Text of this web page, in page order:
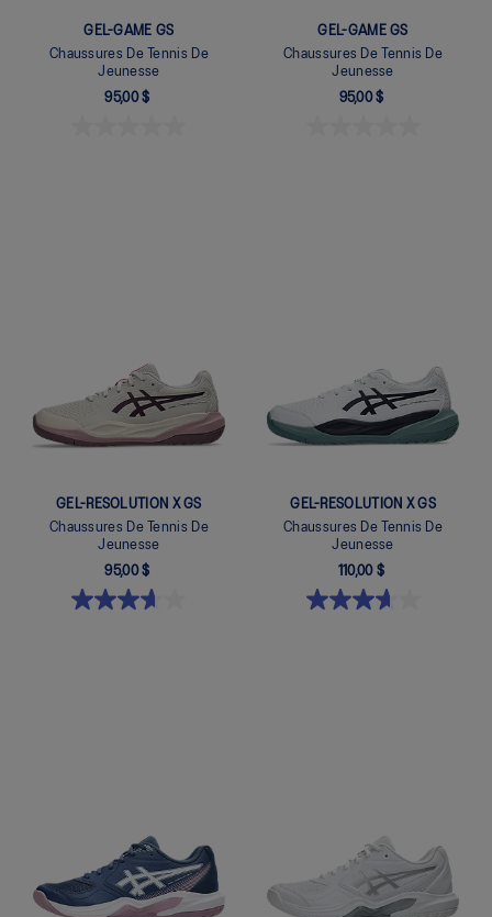
GEL-GAME GS
Chaussures De Tennis De
Jeunesse
95,00 $
GEL-GAME GS
Chaussures De Tennis De
Jeunesse
95,00 $
GEL-RESOLUTION X GS
Chaussures De Tennis De
Jeunesse
95,00 $
GEL-RESOLUTION X GS
Chaussures De Tennis De
Jeunesse
110,00 $